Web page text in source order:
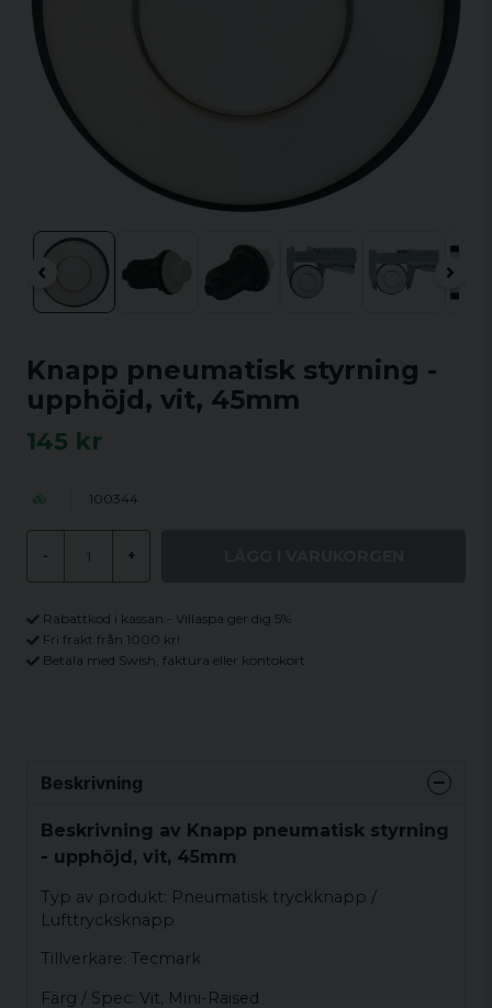
Knapp pneumatisk styrning -
upphöjd, vit, 45mm
145 kr
100344
- +
Rabattkod i kassan - Villaspa ger dig 5%
Fri frakt från 1000 kr!
Betala med Swish, faktura eller kontokort
Beskrivning
Beskrivning av Knapp pneumatisk styrning
- upphöjd, vit, 45mm
Typ av produkt: Pneumatisk tryckknapp /
Lufttrycksknapp
Tillverkare: Tecmark
Färg / Spec: Vit, Mini-Raised